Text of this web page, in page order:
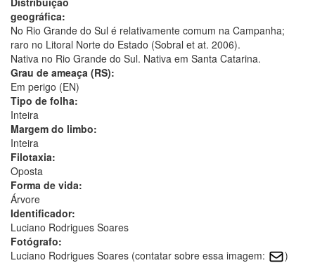
geográfica:
No Rio Grande do Sul é relativamente comum na Campanha;
raro no Litoral Norte do Estado (Sobral et at. 2006).
Nativa no Rio Grande do Sul. Nativa em Santa Catarina.
Grau de ameaça (RS):
Em perigo (EN)
Tipo de folha:
Inteira
Margem do limbo:
Inteira
Filotaxia:
Oposta
Forma de vida:
Árvore
Identificador:
Luciano Rodrigues Soares
Fotógrafo:
Luciano Rodrigues Soares (contatar sobre essa imagem:
)